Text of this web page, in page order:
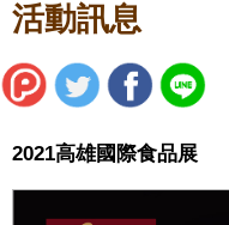
活動訊息
2021高雄國際食品展